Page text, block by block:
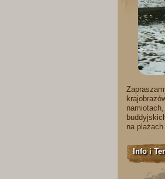
na
Info i